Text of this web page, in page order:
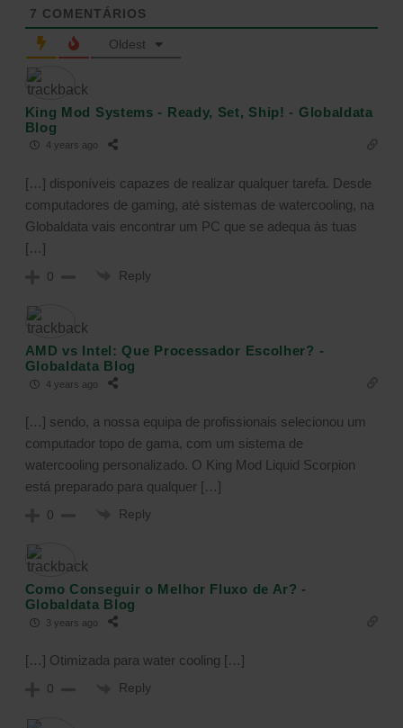
7 COMENTÁRIOS
Oldest
King Mod Systems - Ready, Set, Ship! - Globaldata
Blog
4 years ago
[…] disponíveis capazes de realizar qualquer tarefa. Desde
computadores de gaming, até sistemas de watercooling, na
Globaldata vais encontrar um PC que se adequa às tuas
[…]
0 Reply
AMD vs Intel: Que Processador Escolher? -
Globaldata Blog
4 years ago
[…] sendo, a nossa equipa de profissionais selecionou um
computador topo de gama, com um sistema de
watercooling personalizado. O King Mod Liquid Scorpion
está preparado para qualquer […]
0 Reply
Como Conseguir o Melhor Fluxo de Ar? -
Globaldata Blog
3 years ago
[…] Otimizada para water cooling […]
0 Reply